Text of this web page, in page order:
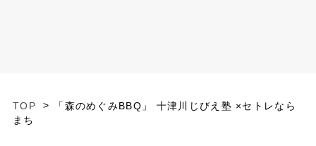
TOP
「森のめぐみBBQ」 十津川じびえ塾 ×セトレなら
まち